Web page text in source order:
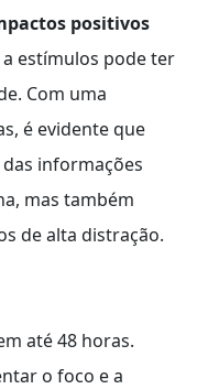
positivos
estímulos pode ter
Com uma
é evidente que
informações
mas também
de alta distração.
até 48 horas.
o foco e a